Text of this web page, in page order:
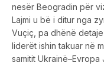
nesër Beogradin për
Lajmi u bë i ditur nga
Vuçiç, pa dhënë
liderët ishin takuar në
samitit